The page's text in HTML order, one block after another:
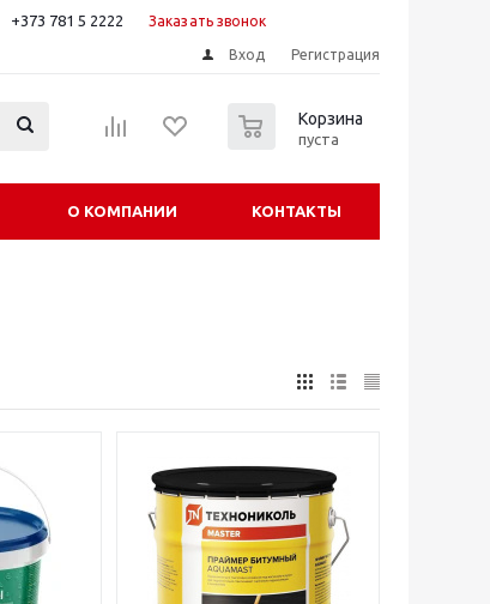
+373 781 5 2222 Заказать звонок
Вход Регистрация
Корзина
пуста
О КОМПАНИИ КОНТАКТЫ